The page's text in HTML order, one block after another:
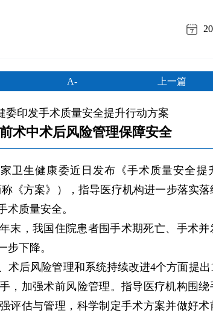
A- 上一篇
委印发手术质量安全提升行动方案
术中术后风险管理保障安全
生健康委近日发布《手术质量安全提
称《方案》），指导医疗机构进一步落实
术质量安全。
，我国住院患者围手术期死亡、手术并
步下降。
后风险管理和系统持续改进4个方面提出
，加强术前风险管理。指导医疗机构围绕
评估与管理，科学制定手术方案并做好术